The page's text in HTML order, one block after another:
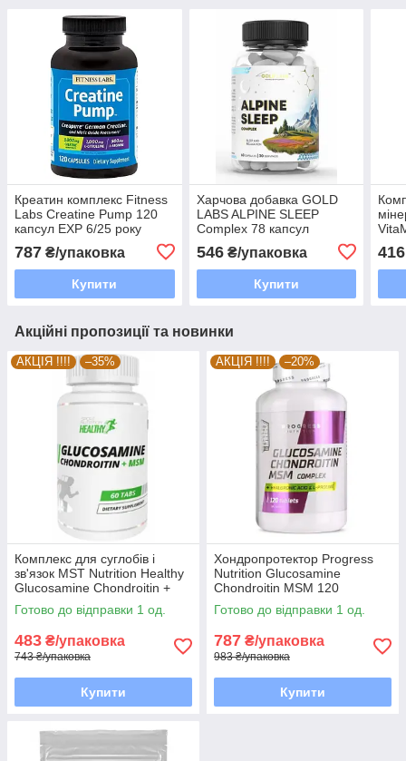
Креатин комплекс Fitness
Labs Creatine Pump 120
капсул EXP 6/25 року
787 ₴/упаковка
Купити
Харчова добавка GOLD
LABS ALPINE SLEEP
Complex 78 капсул
546₴/упаковка
Купити
416
Акційні пропозиції та новинки
АКЦІЯ !!!! –35%
Комплекс для суглобів і
зв'язок MST Nutrition Healthy
Glucosamine Chondroitin +
MSM 60 таблеток EXP 3/26
року включно
Готово до відправки 1 од.
483 ₴/упаковка
743 ₴/упаковка
Купити
АКЦІЯ !!!! –20%
Хондропротектор Progress
Nutrition Glucosamine
Chondroitin MSM 120
таблеток EXP 7/26 року
включно
Готово до відправки 1 од.
787 ₴/упаковка
983 ₴/упаковка
Купити